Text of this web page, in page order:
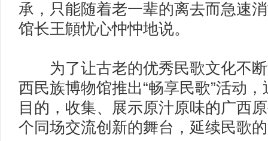
承，只能随着老一辈的离去而急速
馆长王頠忧心忡忡地说。
为了让古老的优秀民歌文化不断
西民族博物馆推出“畅享民歌”活动
目的，收集、展示原汁原味的广西
个同场交流创新的舞台，延续民歌